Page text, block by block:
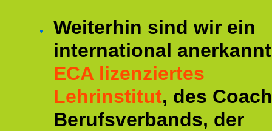
Weiterhin sind wir ein
international
ECA lizenziertes
Lehrinstitut, des
Berufsverbands, der